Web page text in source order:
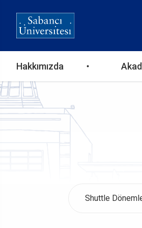
Ana
gezinti
menüsü
Hakkımızda
Shuttle